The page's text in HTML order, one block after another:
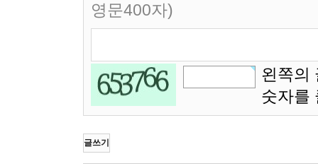
영문400자)
왼쪽의
숫자를
글쓰기